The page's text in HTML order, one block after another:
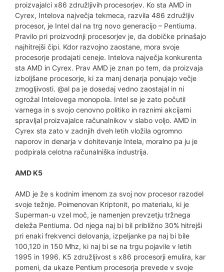
proizvajalci x86 združljivih procesorjev. Ko sta AMD in
Cyrex, Intelova največja tekmeca, razvila 486 združljiv
procesor, je Intel dal na trg novo generacijo – Pentiuma.
Pravilo pri proizvodnji procesorjev je, da dobičke prinašajo
najhitrejši čipi. Kdor razvojno zaostane, mora svoje
procesorje prodajati ceneje. Intelova največja konkurenta
sta AMD in Cyrex. Prav AMD je znan po tem, da proizvaja
izboljšane procesorje, ki za manj denarja ponujajo večje
zmogljivosti. @al pa je dosedaj vedno zaostajal in ni
ogrožal Intelovega monopola. Intel se je zato počutil
varnega in s svojo cenovno politiko in raznimi akcijami
spravljal proizvajalce računalnikov v slabo voljo. AMD in
Cyrex sta zato v zadnjih dveh letih vložila ogromno
naporov in denarja v dohitevanje Intela, moralno pa ju je
podpirala celotna računalniška industrija.
AMD K5
AMD je že s kodnim imenom za svoj nov procesor razodel
svoje težnje. Poimenovan Kriptonit, po materialu, ki je
Superman-u vzel moč, je namenjen prevzetju tržnega
deleža Pentiuma. Od njega naj bi bil približno 30% hitrejši
pri enaki frekvenci delovanja, izpeljanke pa naj bi bile
100,120 in 150 Mhz, ki naj bi se na trgu pojavile v letih
1995 in 1996. K5 združljivost s x86 procesorji emulira, kar
pomeni, da ukaze Pentium procesorja prevede v svoje